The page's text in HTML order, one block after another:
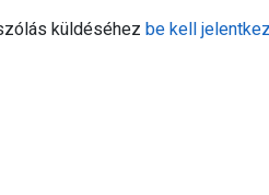
küldéséhez be kell